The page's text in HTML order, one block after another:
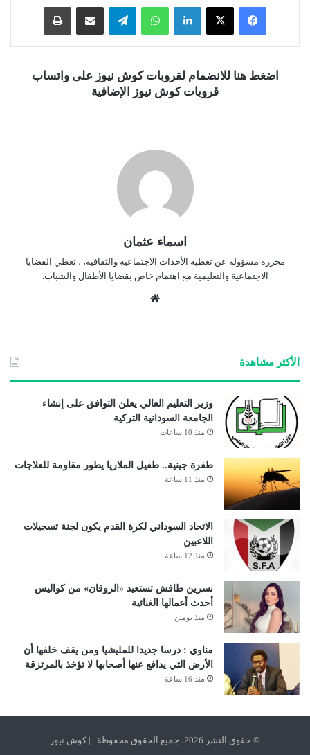
فيسبوك ‫X لينكدإن واتساب تيلقرام
اضغط هنا للانضمام لقروبات كوش نيوز على واتساب
قروبات كوش نيوز الإضافية
اسماء عثمان
محررة مسؤولة عن تغطية الأحداث الاجتماعية والثقافية، ، تغطي القضايا
الاجتماعية والتعليمية مع اهتمام خاص بقضايا الأطفال والشباب.
الأكثر مشاهدة
وزير التعليم العالي يعلن التوافق على إنشاء
الجامعة السودانية التركية
منذ 10 ساعات
طفرة جينية.. طفيل الملاريا يطور مقاومة للعلاجات
منذ 11 ساعة
الاتحاد السوداني لكرة القدم يكون لجنة تسجيلات
اللاعبين
منذ 12 ساعة
نسرين طافش تستعيد «الروقان» من كواليس
أحدث أعمالها الغنائية
منذ يومين
مناوي : درسا جديدا للمليشيا ومن يقف خلفها أن
الأرض التي يدافع عنها أصحابها لا تؤخذ بالمرتزقة
منذ 16 ساعة
© حقوق النشر 2026، جميع الحقوق محفوظة | كوش نيوز